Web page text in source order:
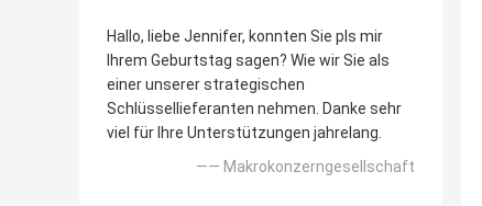
Hallo, liebe Jennifer, konnten Sie pls mir
Ihrem Geburtstag sagen? Wie wir Sie als
einer unserer strategischen
Schlüssellieferanten nehmen. Danke sehr
viel für Ihre Unterstützungen jahrelang.
—— Makrokonzerngesellschaft